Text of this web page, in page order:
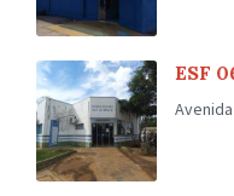
ESF